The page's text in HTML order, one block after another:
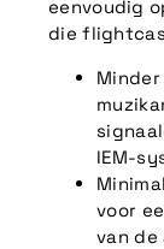
eenvoudig
die
IEM-
voor
van